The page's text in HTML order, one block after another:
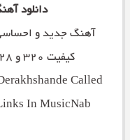
دانلود
آهنگ جدید و
کیفیت ۳۲۰ و ۱۲۸ + متن بزودی از موزیک ناب
Called
In MusicNab